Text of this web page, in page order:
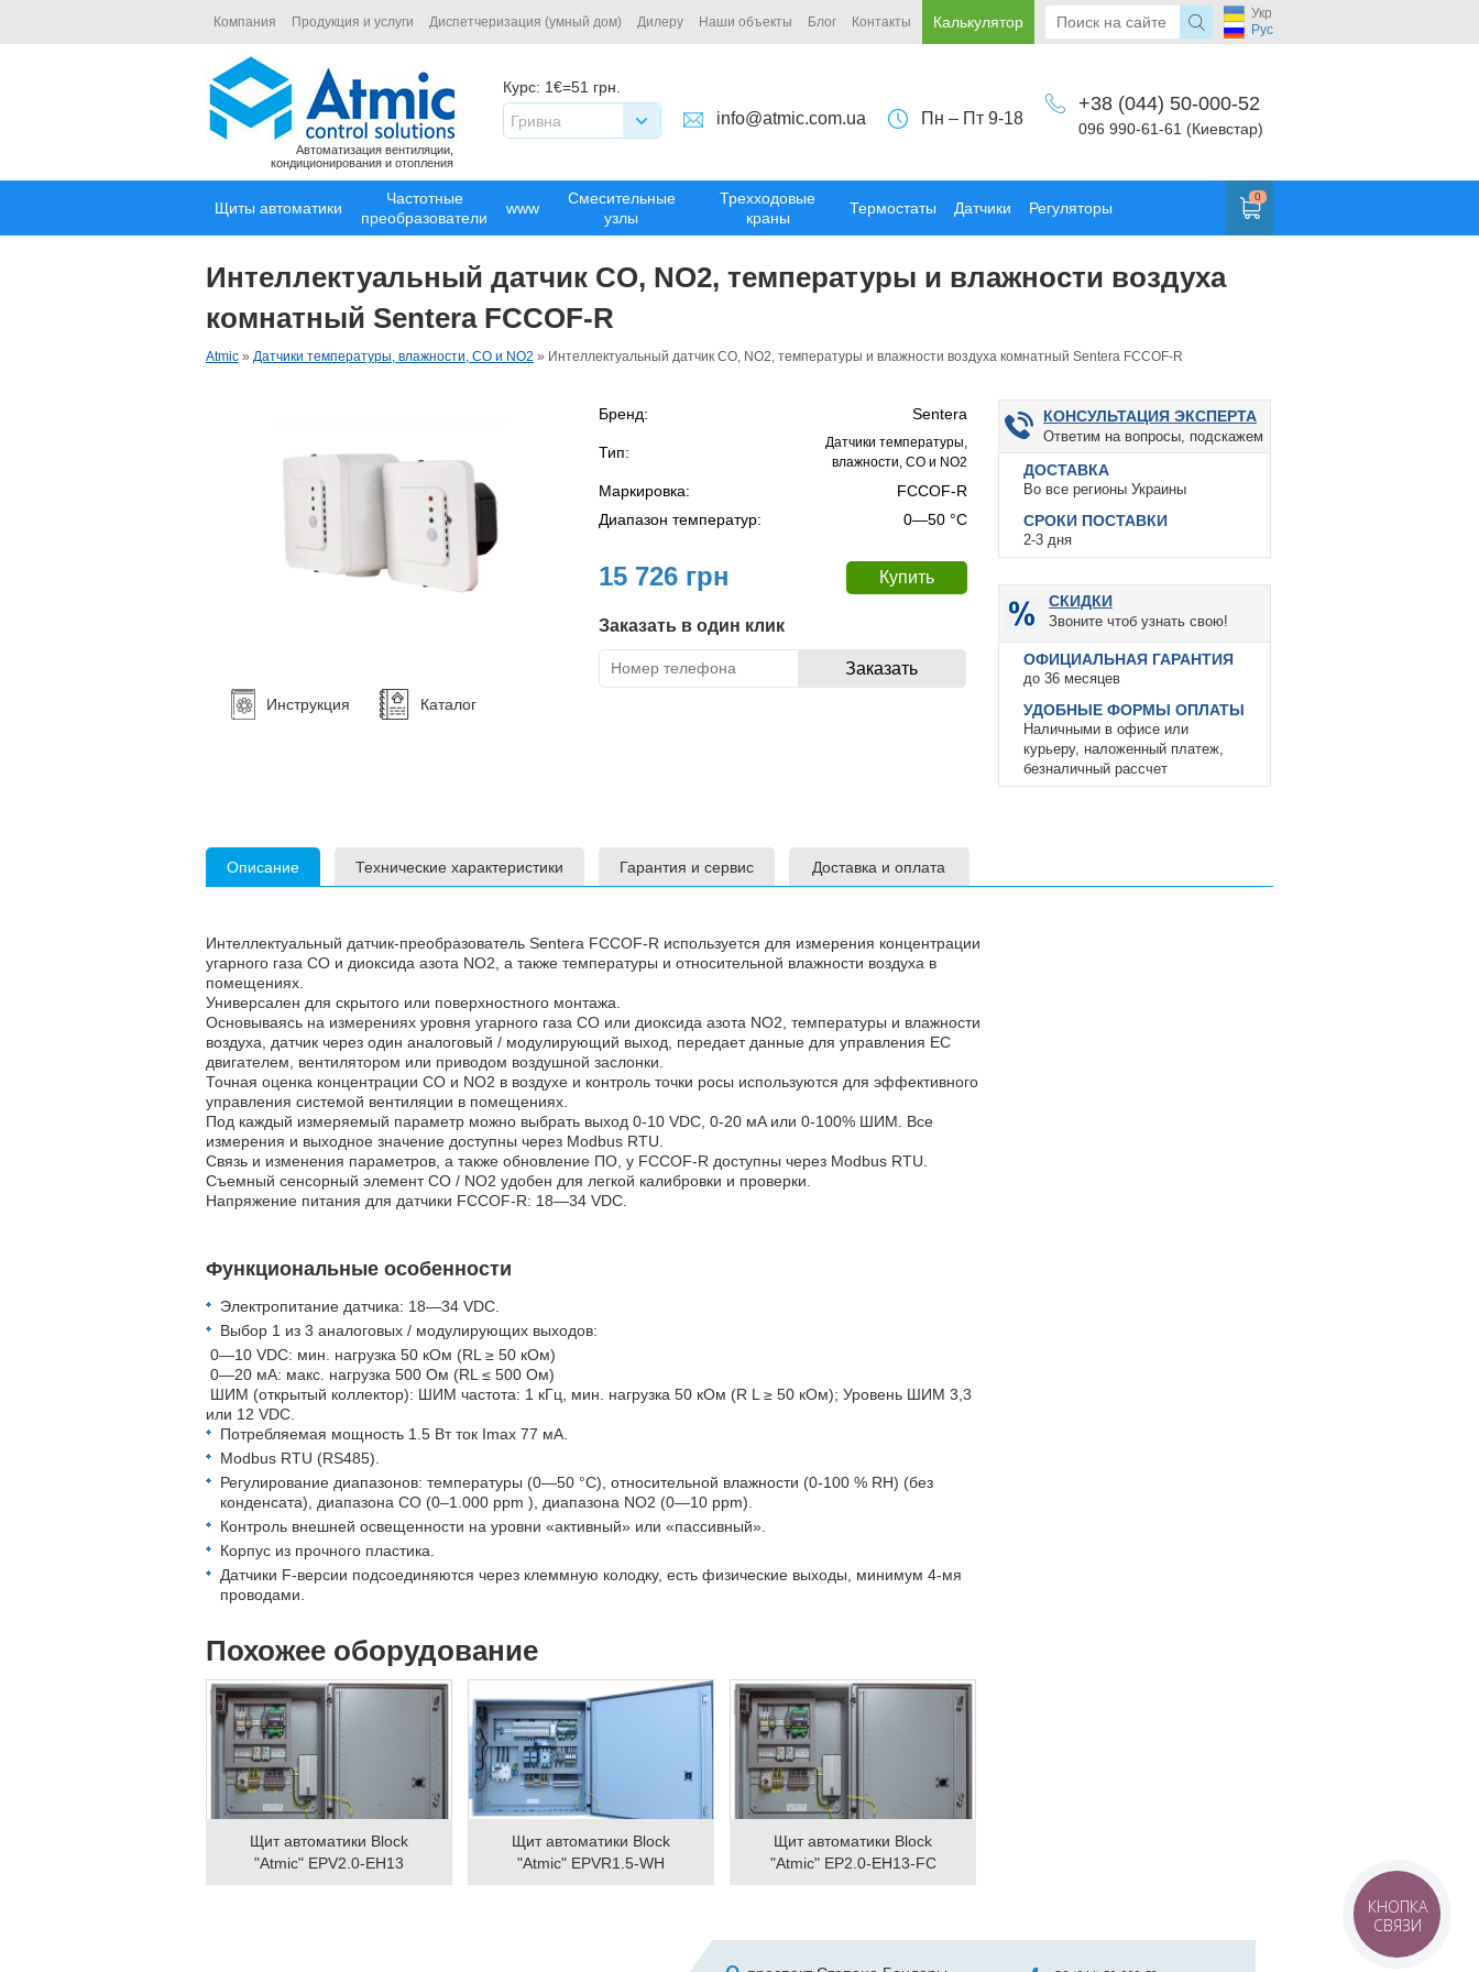
Компания Продукция и услуги Диспетчеризация (умный дом) Дилеру Наши объекты Блог Контакты Калькулятор
Укр
Рус
Автоматизация вентиляции,
кондиционирования и отопления
Курс: 1€=51 грн.
Гривна
info@atmic.com.ua Пн – Пт 9-18
+38 (044) 50-000-52
096 990-61-61 (Киевстар)
Щиты автоматики
Частотные
преобразователи
www
Смесительные
узлы
Трехходовые
краны
Термостаты Датчики Регуляторы
0
Интеллектуальный датчик CO, NO2, температуры и влажности воздуха
комнатный Sentera FCCOF-R
Atmic » Датчики температуры, влажности, CO и NO2 » Интеллектуальный датчик CO, NO2, температуры и влажности воздуха комнатный Sentera FCCOF-R
Инструкция Каталог
Бренд: Sentera
Тип:
Датчики температуры,
влажности, CO и NO2
Маркировка:
FCCOF-R
Диапазон температур:
0—50 °C
15 726 грн
Заказать в один клик
КОНСУЛЬТАЦИЯ ЭКСПЕРТА
Ответим на вопросы, подскажем
ДОСТАВКА
Во все регионы Украины
СРОКИ ПОСТАВКИ
2-3 дня
СКИДКИ
Звоните чтоб узнать свою!
ОФИЦИАЛЬНАЯ ГАРАНТИЯ
до 36 месяцев
УДОБНЫЕ ФОРМЫ ОПЛАТЫ
Наличными в офисе или
курьеру, наложенный платеж,
безналичный рассчет
Описание Технические характеристики Гарантия и сервис Доставка и оплата
Интеллектуальный датчик-преобразователь Sentera FCCOF-R используется для измерения концентрации
угарного газа CO и диоксида азота NO2, а также температуры и относительной влажности воздуха в
помещениях.
Универсален для скрытого или поверхностного монтажа.
Основываясь на измерениях уровня угарного газа CO или диоксида азота NO2, температуры и влажности
воздуха, датчик через один аналоговый / модулирующий выход, передает данные для управления ЕС
двигателем, вентилятором или приводом воздушной заслонки.
Точная оценка концентрации CO и NO2 в воздухе и контроль точки росы используются для эффективного
управления системой вентиляции в помещениях.
Под каждый измеряемый параметр можно выбрать выход 0-10 VDC, 0-20 мA или 0-100% ШИМ. Все
измерения и выходное значение доступны через Modbus RTU.
Связь и изменения параметров, а также обновление ПО, у FCCOF-R доступны через Modbus RTU.
Съемный сенсорный элемент CO / NO2 удобен для легкой калибровки и проверки.
Напряжение питания для датчики FCCOF-R: 18—34 VDC.
Функциональные особенности
Электропитание датчика: 18—34 VDC.
Выбор 1 из 3 аналоговых / модулирующих выходов:
0—10 VDC: мин. нагрузка 50 кОм (RL ≥ 50 кОм)
0—20 мА: макс. нагрузка 500 Ом (RL ≤ 500 Ом)
ШИМ (открытый коллектор): ШИМ частота: 1 кГц, мин. нагрузка 50 кОм (R L ≥ 50 кОм); Уровень ШИМ 3,3
или 12 VDC.
Потребляемая мощность 1.5 Вт ток Imax 77 мA.
Modbus RTU (RS485).
Регулирование диапазонов: температуры (0—50 °C), относительной влажности (0-100 % RH) (без
конденсата), диапазона СО (0–1.000 ppm ), диапазона NO2 (0—10 ppm).
Контроль внешней освещенности на уровни «активный» или «пассивный».
Корпус из прочного пластика.
Датчики F-версии подсоединяются через клеммную колодку, есть физические выходы, минимум 4-мя
проводами.
Похожее оборудование
Щит автоматики Block
"Atmic" EPV2.0-EH13
Щит автоматики Block
"Atmic" EPVR1.5-WH
Щит автоматики Block
"Atmic" EP2.0-EH13-FC
КНОПКА
СВЯЗИ